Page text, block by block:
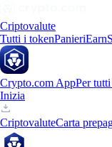
Criptovalute
Tutti i tokenPanieriEarn
Crypto.com AppPer
Inizia
CriptovaluteCarta